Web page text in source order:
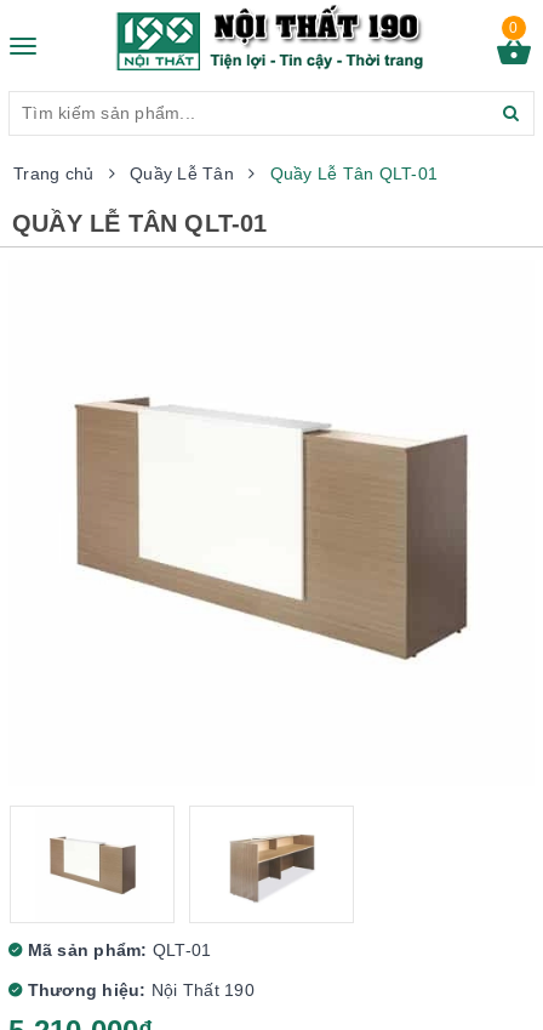
Toggle
0
Trang chủ Quầy Lễ Tân Quầy Lễ Tân QLT-01
QUẦY LỄ TÂN QLT-01
Mã sản phẩm: QLT-01
Thương hiệu: Nội Thất 190